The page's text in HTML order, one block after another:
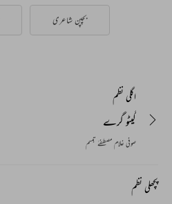
بچپن شاعری
اگلی نظم
گیٹو گرے
صوفی غلام مصطفےٰ تبسم
پچھلی نظم